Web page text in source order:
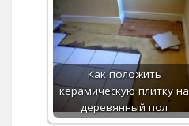
Как положить
керамическую плитку на
деревянный пол